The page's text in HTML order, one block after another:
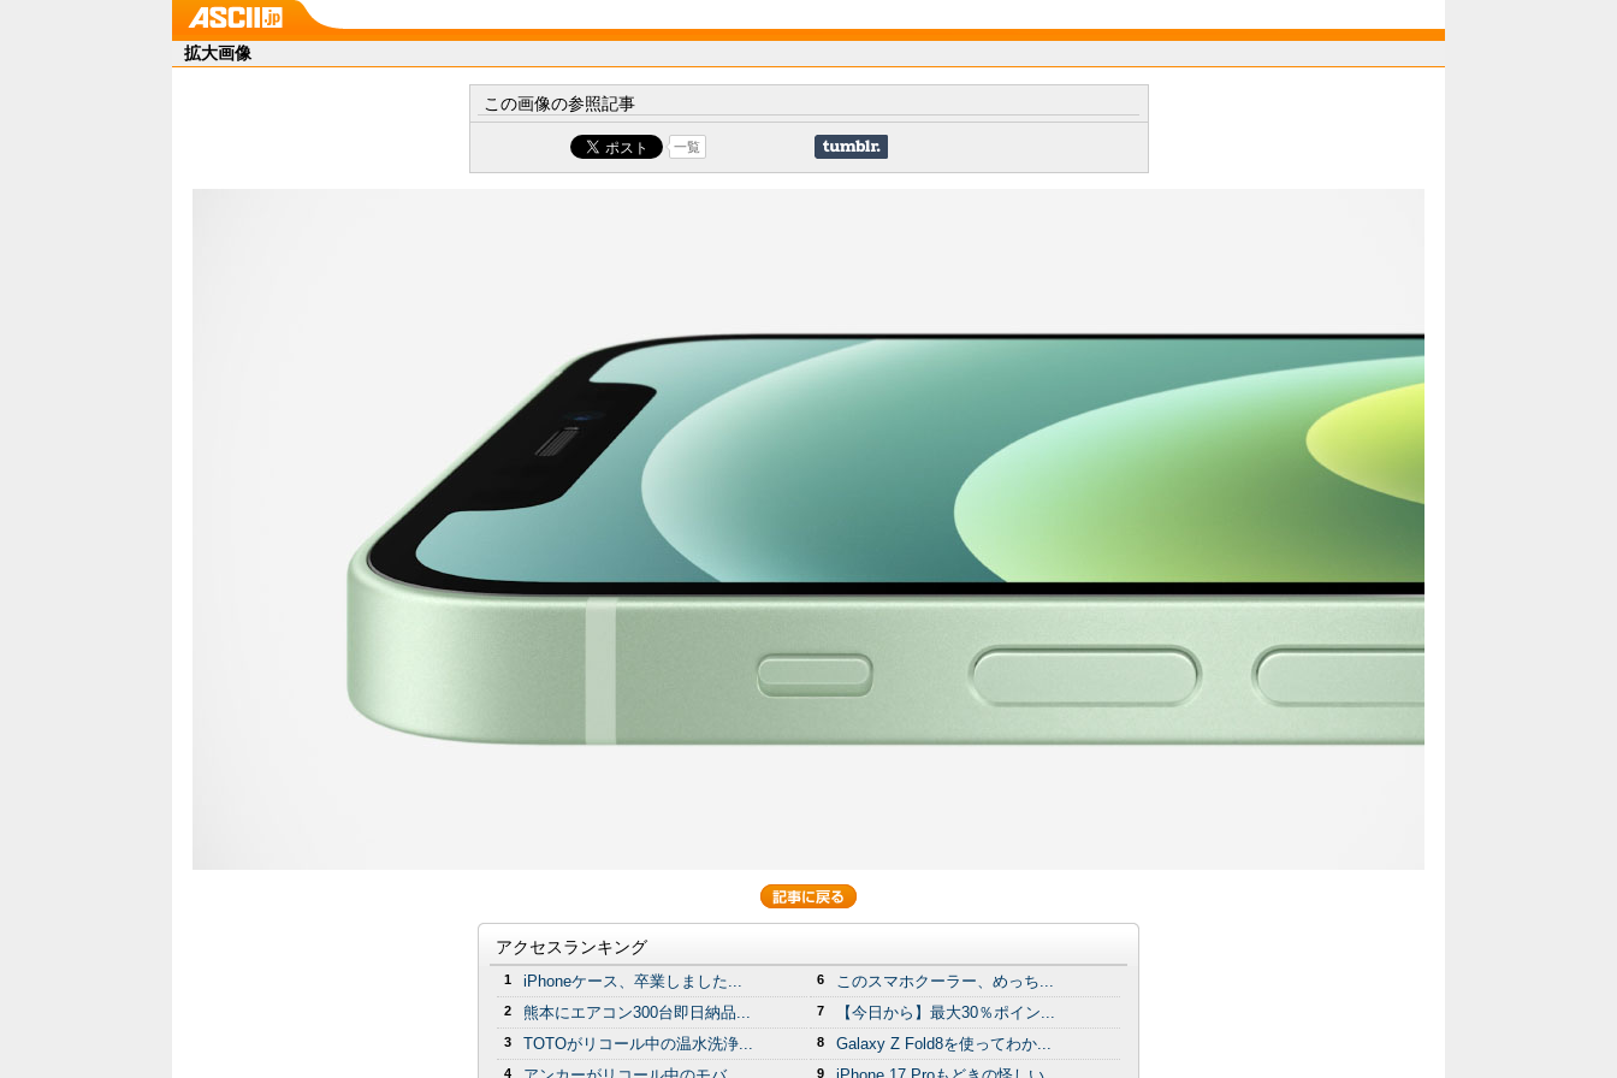
拡大画像
この画像の参照記事
一覧
アクセスランキング
1 iPhoneケース、卒業しました...
2 熊本にエアコン300台即日納品...
3 TOTOがリコール中の温水洗浄...
4
6 このスマホクーラー、めっち...
7 【今日から】最大30％ポイン...
8 Galaxy Z Fold8を使ってわか...
9